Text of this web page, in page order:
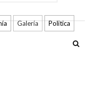
Galería Politica